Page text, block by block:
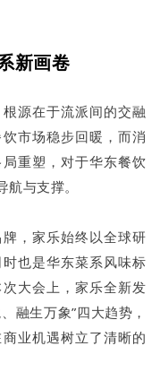
新画卷
源在于流派间的交融
市场稳步回暖，而消
重塑，对于华东餐饮
与支撑。
，家乐始终以全球研
也是华东菜系风味标
大会上，家乐全新发
融生万象”四大趋势，
业机遇树立了清晰的